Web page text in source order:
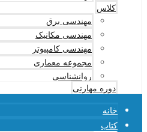
کلاس
مهندسی برق
مهندسی مکانیک
مهندسی کامپیوتر
مجموعه معماری
روانشناسی
دوره مهارتی
خانه
کتاب